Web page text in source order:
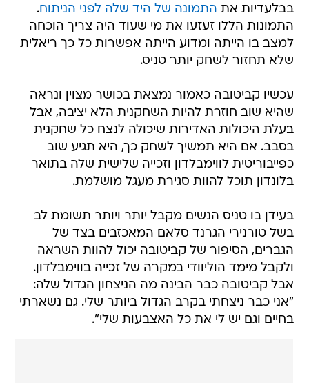
בבלעדיות את התמונה של היד שלה לפני הניתוח.
התמונות הללו זעזעו את מי שעוד היה צריך הוכחה
למצב בו הייתה ומדוע הייתה אפשרות כל כך ריאלית
שלא תחזור לשחק יותר טניס.
עכשיו קביטובה כאמור נמצאת בכושר מצוין ונראה
שהיא שוב חוזרת להיות השחקנית הלא יציבה, אבל
בעלת היכולות האדירות שיכולה לנצח כל שחקנית
בסבב. אם היא תמשיך לשחק כך, היא תגיע שוב
כפייבוריטית לווימבלדון וזכייה שלישית שלה בתואר
בלונדון תוכל להוות סגירת מעגל מושלמת.
בעידן בו טניס הנשים מקבל יותר ויותר תשומת לב
בשל טורנירי הגרנד סלאם המאכזבים בצד של
הגברים, הסיפור של קביטובה יכול להוות השראה
ולקבל מימד הוליוודי במקרה של זכייה בווימבלדון.
אבל קביטובה כבר הבינה מה הניצחון הגדול שלה:
"אני כבר ניצחתי בקרב הגדול ביותר שלי. גם נשארתי
בחיים וגם יש לי את כל האצבעות שלי".